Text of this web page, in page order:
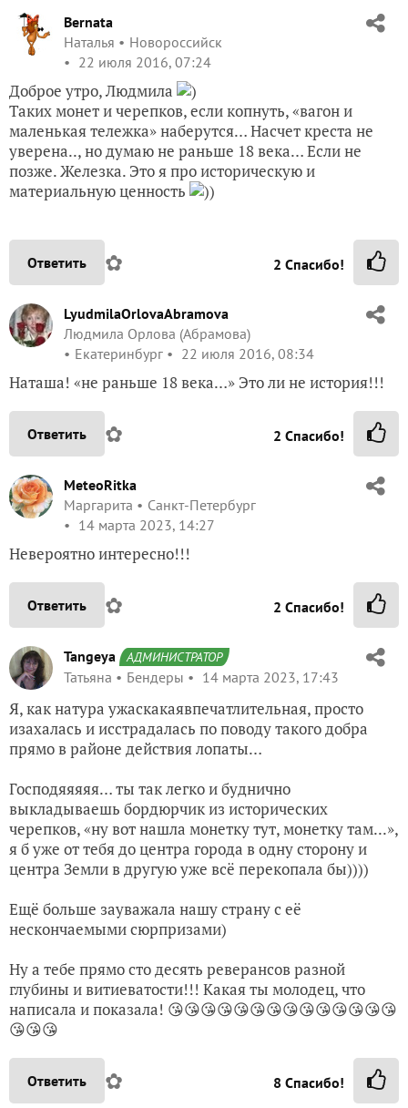
Bernata
Наталья
Новороссийск
22 июля 2016, 07:24
Доброе утро, Людмила
)
Таких монет и черепков, если копнуть, «вагон и
маленькая тележка» наберутся… Насчет креста не
уверена.., но думаю не раньше 18 века… Если не
позже. Железка. Это я про историческую и
материальную ценность
))
Ответить ✿ 2 Спасибо!
LyudmilaOrlovaAbramova
Людмила Орлова (Абрамова)
Екатеринбург
22 июля 2016, 08:34
Наташа! «не раньше 18 века…» Это ли не история!!!
Ответить ✿ 2 Спасибо!
MeteoRitka
Маргарита
Санкт-Петербург
14 марта 2023, 14:27
Невероятно интересно!!!
Ответить ✿ 2 Спасибо!
Tangeya АДМИНИСТРАТОР
Татьяна Бендеры 14 марта 2023, 17:43
Я, как натура ужаскакаявпечатлительная, просто
изахалась и исстрадалась по поводу такого добра
прямо в районе действия лопаты…
Господяяяяя… ты так легко и буднично
выкладываешь бордюрчик из исторических
черепков, «ну вот нашла монетку тут, монетку там...»,
я б уже от тебя до центра города в одну сторону и
центра Земли в другую уже всё перекопала бы))))
Ещё больше зауважала нашу страну с её
нескончаемыми сюрпризами)
Ну а тебе прямо сто десять реверансов разной
глубины и витиеватости!!! Какая ты молодец, что
написала и показала! 😘😘😘😘😘😘😘😘😘😘😘😘😘😘
😘😘😘
Ответить ✿ 8 Спасибо!